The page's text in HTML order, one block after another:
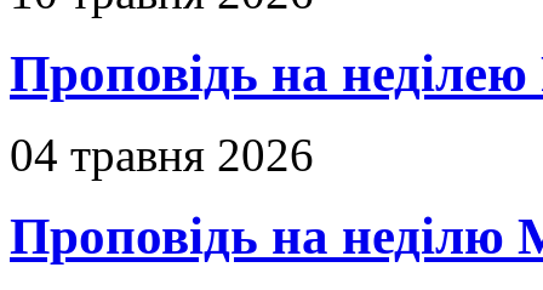
Проповідь на неділею
04 травня 2026
Проповідь на неділю